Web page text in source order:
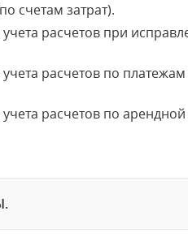
счетам затрат).
расчетов при
расчетов по
расчетов по арендной